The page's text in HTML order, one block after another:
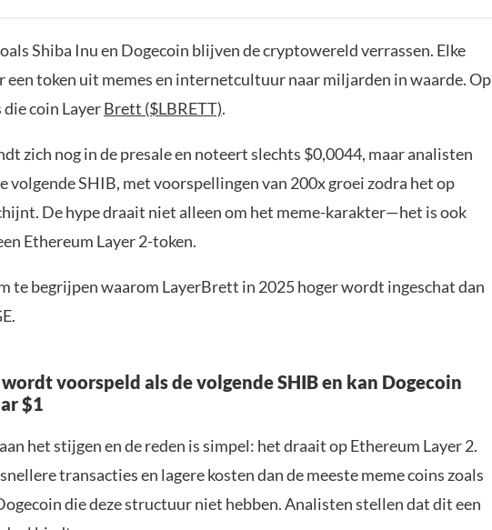
Shiba Inu en Dogecoin blijven de cryptowereld verrassen. Elke
een token uit memes en internetcultuur naar miljarden in waarde. Op
coin LayerBrett ($LBRETT).
zich nog in de presale en noteert slechts $0,0044, maar analisten
volgende SHIB, met voorspellingen van 200x groei zodra het op
De hype draait niet alleen om het meme-karakter—het is ook
Ethereum Layer 2-token.
te begrijpen waarom LayerBrett in 2025 hoger wordt ingeschat dan
voorspeld als de volgende SHIB en kan Dogecoin
$1
het stijgen en de reden is simpel: het draait op Ethereum Layer 2.
transacties en lagere kosten dan de meeste meme coins zoals
die deze structuur niet hebben. Analisten stellen dat dit een